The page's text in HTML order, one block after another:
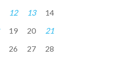
12 13
14
19 20
21
26 27
28